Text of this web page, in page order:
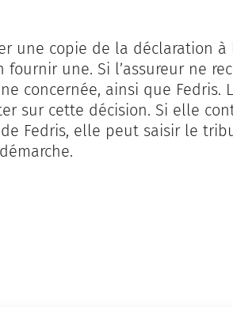
une copie de la déclaration à
fournir une. Si l’assureur ne
concernée, ainsi que Fedris.
sur cette décision. Si elle
Fedris, elle peut saisir le